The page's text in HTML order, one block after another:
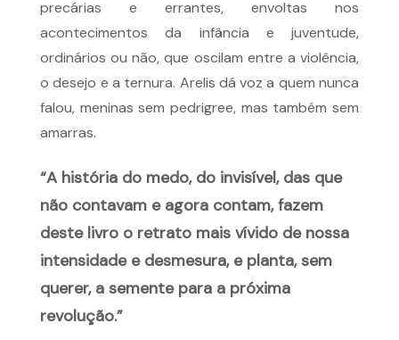
precárias e errantes, envoltas nos
acontecimentos da infância e juventude,
ordinários ou não, que oscilam entre a violência,
o desejo e a ternura. Arelis dá voz a quem nunca
falou, meninas sem pedrigree, mas também sem
amarras.
“A história do medo, do invisível, das que
não contavam e agora contam, fazem
deste livro o retrato mais vívido de nossa
intensidade e desmesura, e planta, sem
querer, a semente para a próxima
revolução.”